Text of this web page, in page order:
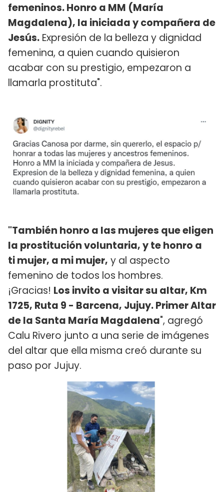
femeninos. Honro a MM (María
Magdalena), la iniciada y compañera de
Jesús. Expresión de la belleza y dignidad
femenina, a quien cuando quisieron
acabar con su prestigio, empezaron a
llamarla prostituta".
"También honro a las mujeres que eligen
la prostitución voluntaria, y te honro a
ti mujer, a mi mujer, y al aspecto
femenino de todos los hombres.
¡Gracias! Los invito a visitar su altar, Km
1725, Ruta 9 - Barcena, Jujuy. Primer Altar
de la Santa María Magdalena", agregó
Calu Rivero junto a una serie de imágenes
del altar que ella misma creó durante su
paso por Jujuy.